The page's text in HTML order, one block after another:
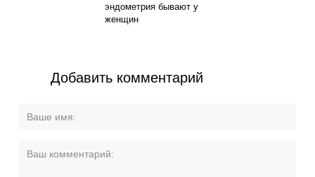
эндометрия бывают у
женщин
Добавить комментарий